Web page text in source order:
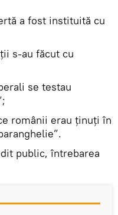
a fost instituită cu
s-au făcut cu
se testau
românii erau ținuți în
public, întrebarea